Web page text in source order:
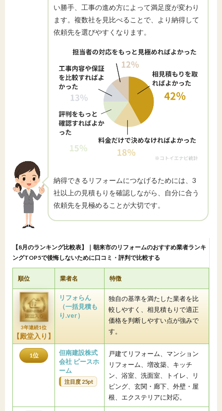
い勝手、工事の進め方によって満足度が変わり
ます。複数社を見比べることで、より納得して
依頼先を選びやすくなります。
納得できるリフォームにつなげるためには、3
社以上の見積もりを確認しながら、自分に合う
依頼先を見極めることが大切です。
【8月のランキング比較表】｜朝来市のリフォームのおすすめ業者ランキ
ングTOP5で後悔しないために口コミ・評判で比較する
順位 業者名 特徴
3年連続1位
【殿堂入り】
リフォらん
（一括見積も
り.ver）
独自の基準を満たした業者を比
較しやすく、相見積もりで適正
価格を判断しやすい点が強みで
す。
1位
但南建設株式
会社 ピースホ
ーム
注目度 25pt
戸建てリフォーム、マンション
リフォーム、増改築、キッチ
ン、浴室、洗面室、トイレ、リ
ビング、玄関・廊下、外壁・屋
根、エクステリアに対応。